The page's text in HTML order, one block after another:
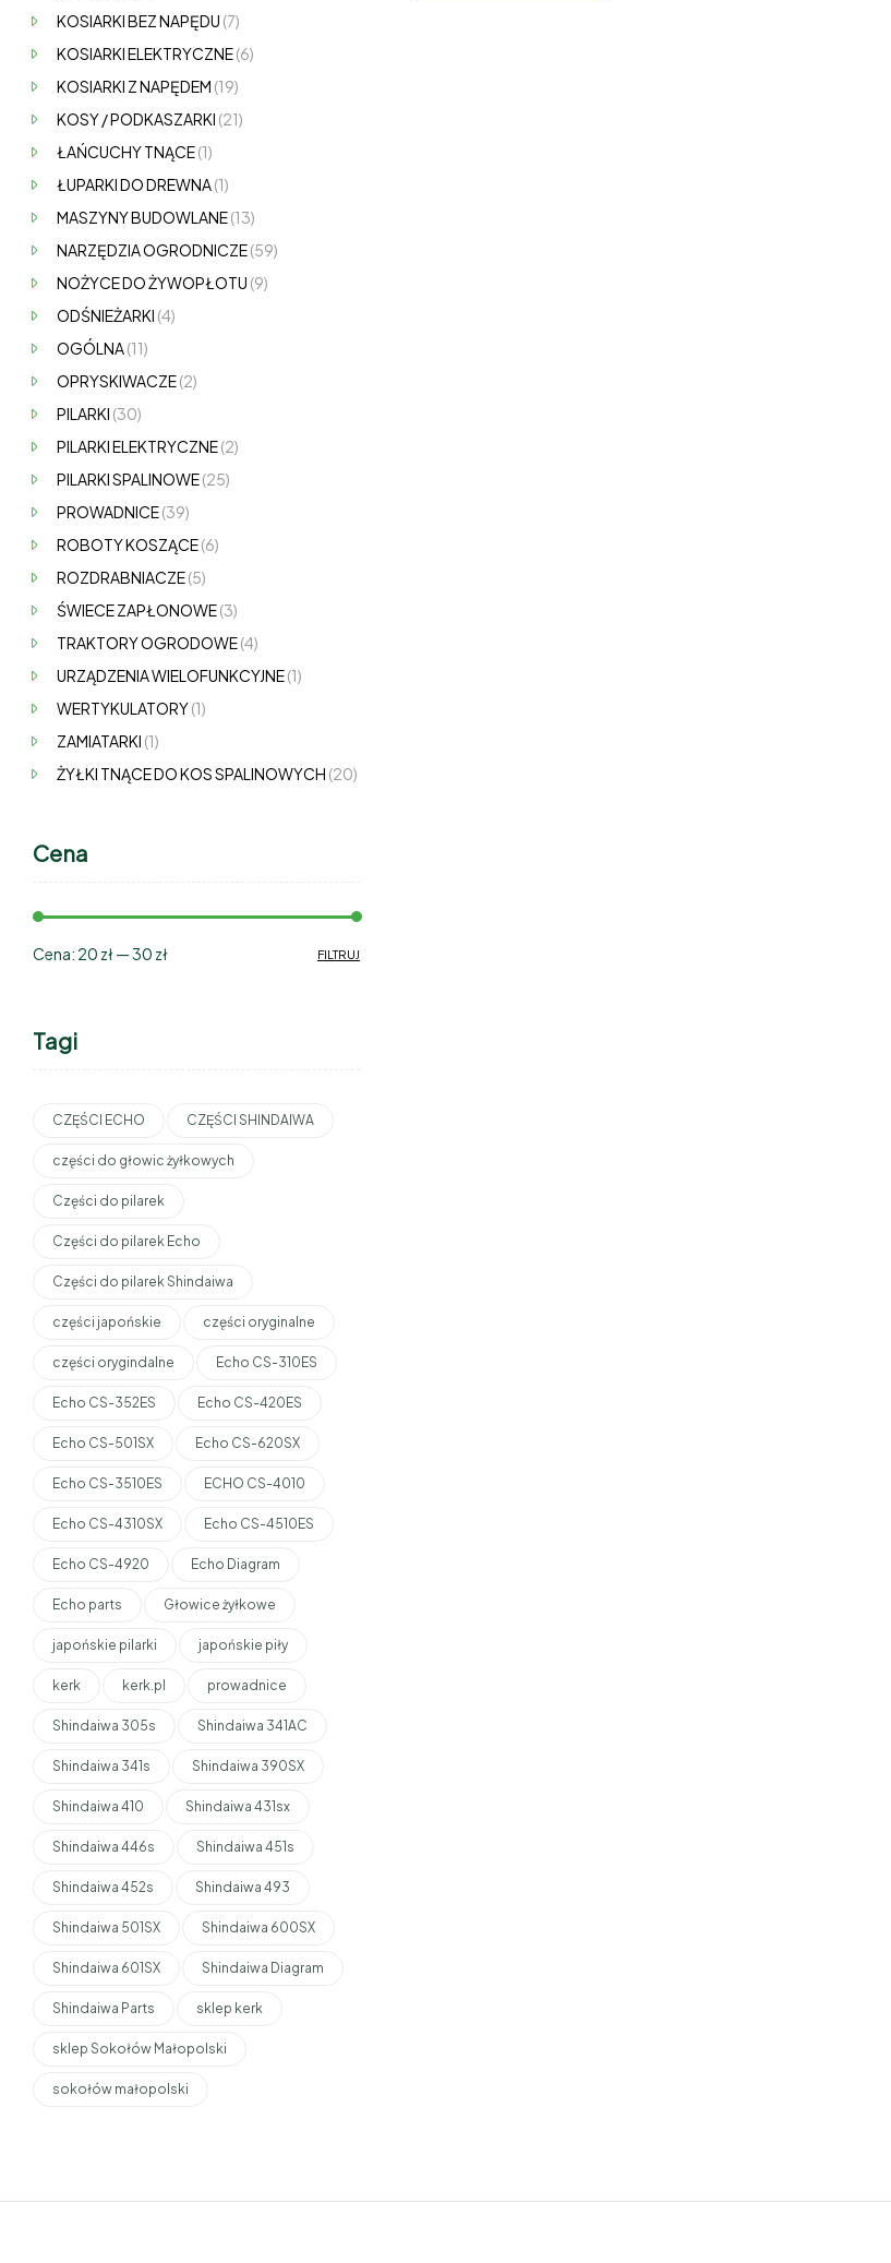
KOSIARKI BEZ NAPĘDU (7)
KOSIARKI ELEKTRYCZNE(6)
KOSIARKI Z NAPĘDEM (19)
KOSY / PODKASZARKI (21)
ŁAŃCUCHY TNĄCE(1)
ŁUPARKI DO DREWNA(1)
MASZYNY BUDOWLANE(13)
NARZĘDZIA OGRODNICZE(59)
NOŻYCE DO ŻYWOPŁOTU (9)
ODŚNIEŻARKI (4)
OGÓLNA(11)
OPRYSKIWACZE(2)
PILARKI (30)
PILARKI ELEKTRYCZNE(2)
PILARKI SPALINOWE(25)
PROWADNICE(39)
ROBOTY KOSZĄCE(6)
ROZDRABNIACZE(5)
ŚWIECE ZAPŁONOWE(3)
TRAKTORY OGRODOWE(4)
URZĄDZENIA WIELOFUNKCYJNE(1)
WERTYKULATORY(1)
ZAMIATARKI (1)
ŻYŁKI TNĄCE DO KOS SPALINOWYCH (20)
Cena
FILTRUJ
Cena: 20 zł—30 zł
Tagi
CZĘŚCI ECHO CZĘŚCI SHINDAIWA
części do głowic żyłkowych
Części do pilarek
Części do pilarek Echo
Części do pilarek Shindaiwa
części japońskie części oryginalne
części orygindalne Echo CS-310ES
Echo CS-352ES Echo CS-420ES
Echo CS-501SX Echo CS-620SX
Echo CS-3510ES ECHO CS-4010
Echo CS-4310SX Echo CS-4510ES
Echo CS-4920 Echo Diagram
Echo parts Głowice żyłkowe
japońskie pilarki japońskie piły
kerk kerk.pl prowadnice
Shindaiwa 305s Shindaiwa 341AC
Shindaiwa 341s Shindaiwa 390SX
Shindaiwa 410 Shindaiwa 431sx
Shindaiwa 446s Shindaiwa 451s
Shindaiwa 452s Shindaiwa 493
Shindaiwa 501SX Shindaiwa 600SX
Shindaiwa 601SX Shindaiwa Diagram
Shindaiwa Parts sklep kerk
sklep Sokołów Małopolski
sokołów małopolski